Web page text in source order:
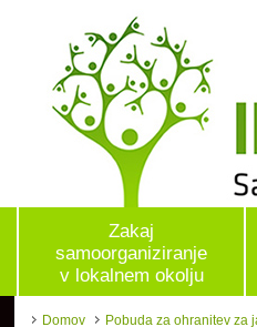
Zakaj
samoorganiziranje
v lokalnem okolju
Domov
Pobuda za ohranitev za